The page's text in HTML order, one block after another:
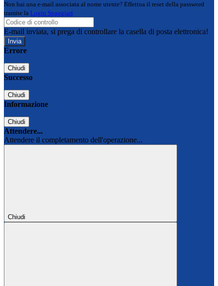
Non hai una e-mail associata al nome utente? Effettua il reset della password
tramite la Login Spaggiari
E-mail inviata, si prega di controllare la casella di posta elettronica!
Errore
Chiudi
Successo
Chiudi
Informazione
Chiudi
Attendere...
Attendere il completamento dell'operazione...
Chiudi